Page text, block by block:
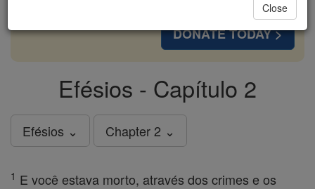
DONATE TODAY >
Efésios - Capítulo 2
Efésios ⌄ Chapter 2 ⌄
1 E você estava morto, através dos crimes e os
Close